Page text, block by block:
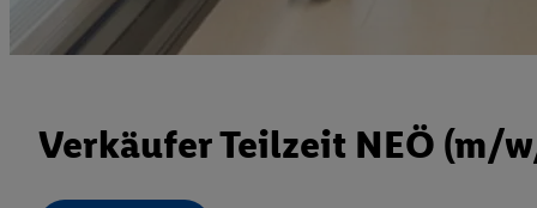
Verkäufer Teilzeit NEÖ (m/